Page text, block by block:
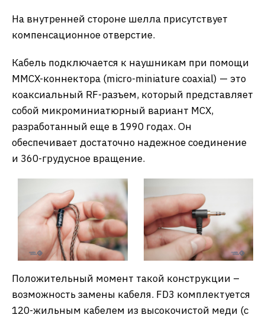
На внутренней стороне шелла присутствует
компенсационное отверстие.
Кабель подключается к наушникам при помощи
MMCX-коннектора (micro-miniature coaxial) — это
коаксиальный RF-разъем, который представляет
собой микроминиатюрный вариант MCX,
разработанный еще в 1990 годах. Он
обеспечивает достаточно надежное соединение
и 360-грудусное вращение.
Положительный момент такой конструкции –
возможность замены кабеля. FD3 комплектуется
120-жильным кабелем из высокочистой меди (с